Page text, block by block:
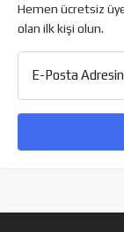
Hemen ücretsiz
olan ilk kişi olun.
E-Posta